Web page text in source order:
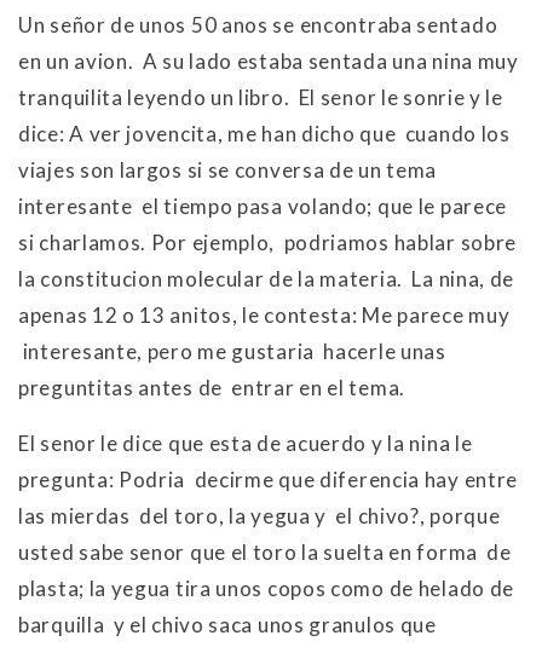
Un señor de unos 50 anos se encontraba sentado
en un avion. A su lado estaba sentada una nina muy
tranquilita leyendo un libro. El senor le sonrie y le
dice: A ver jovencita, me han dicho que cuando los
viajes son largos si se conversa de un tema
interesante el tiempo pasa volando; que le parece
si charlamos. Por ejemplo, podriamos hablar sobre
la constitucion molecular de la materia. La nina, de
apenas 12 o 13 anitos, le contesta: Me parece muy
interesante, pero me gustaria hacerle unas
preguntitas antes de entrar en el tema.
El senor le dice que esta de acuerdo y la nina le
pregunta: Podria decirme que diferencia hay entre
las mierdas del toro, la yegua y el chivo?, porque
usted sabe senor que el toro la suelta en forma de
plasta; la yegua tira unos copos como de helado de
barquilla y el chivo saca unos granulos que